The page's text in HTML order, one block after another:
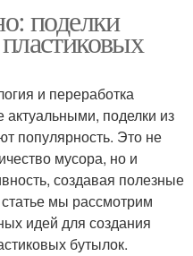
поделки
и переработка
актуальными, поделки из
популярность. Это не
мусора, но и
создавая полезные
мы рассмотрим
идей для создания
бутылок.